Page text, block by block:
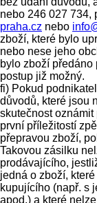
nebo 246 027 734,
praha.cz nebo
zboží, které bylo
nebo nese jeho
bylo zboží předáno
postup již možný.
fi) Pokud
důvodů, které jsou
skutečnost
první příležitostí
přepravou zboží,
Takovou zásilku
prodávajícího,
jedná o zboží,
kupujícího (např. s
apod.) a které